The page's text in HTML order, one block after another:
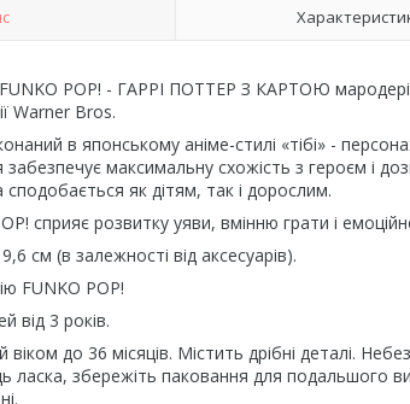
FUNKO POP! - ГАРРІ ПОТТЕР З КАРТОЮ
Warner Bros.
в японському аніме-стилі «тібі» -
забезпечує максимальну схожість з героєм і
сподобається як дітям, так і дорослим.
сприяє розвитку уяви, вмінню грати і
см (в залежності від аксесуарів).
FUNKO POP!
від 3 років.
віком до 36 місяців. Містить дрібні деталі.
ласка, збережіть паковання для подальшого